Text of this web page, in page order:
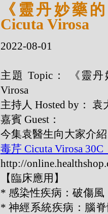
《靈丹妙藥
Cicuta Virosa
2022-08-01
主題 Topic： 《靈丹
Virosa
主持人 Hosted by：
嘉賓 Guest：
今集袁醫生向大家介
毒芹 Cicuta Virosa 30C
http://
【臨床應用】
* 感染性疾病：破傷風
* 神經系統疾病：腦